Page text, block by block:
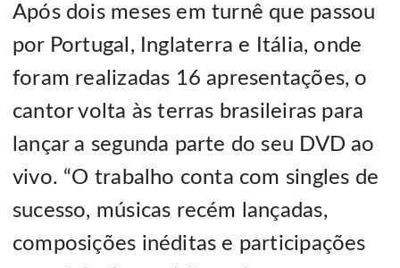
Após dois meses em turnê que passou
por Portugal, Inglaterra e Itália, onde
foram realizadas 16 apresentações, o
cantor volta às terras brasileiras para
lançar a segunda parte do seu DVD ao
vivo. “O trabalho conta com singles de
sucesso, músicas recém lançadas,
composições inéditas e participações